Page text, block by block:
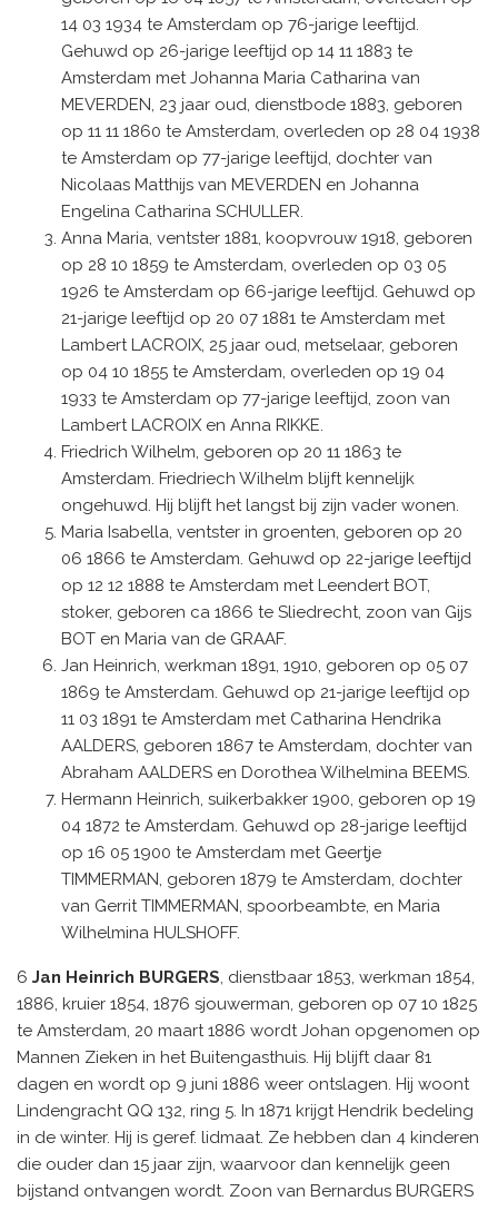
14 03 1934 te Amsterdam op 76-jarige leeftijd.
Gehuwd op 26-jarige leeftijd op 14 11 1883 te
Amsterdam met Johanna Maria Catharina van
MEVERDEN, 23 jaar oud, dienstbode 1883, geboren
op 11 11 1860 te Amsterdam, overleden op 28 04 1938
te Amsterdam op 77-jarige leeftijd, dochter van
Nicolaas Matthijs van MEVERDEN en Johanna
Engelina Catharina SCHULLER.
Anna Maria, ventster 1881, koopvrouw 1918, geboren
op 28 10 1859 te Amsterdam, overleden op 03 05
1926 te Amsterdam op 66-jarige leeftijd. Gehuwd op
21-jarige leeftijd op 20 07 1881 te Amsterdam met
Lambert LACROIX, 25 jaar oud, metselaar, geboren
op 04 10 1855 te Amsterdam, overleden op 19 04
1933 te Amsterdam op 77-jarige leeftijd, zoon van
Lambert LACROIX en Anna RIKKE.
Friedrich Wilhelm, geboren op 20 11 1863 te
Amsterdam. Friedriech Wilhelm blijft kennelijk
ongehuwd. Hij blijft het langst bij zijn vader wonen.
Maria Isabella, ventster in groenten, geboren op 20
06 1866 te Amsterdam. Gehuwd op 22-jarige leeftijd
op 12 12 1888 te Amsterdam met Leendert BOT,
stoker, geboren ca 1866 te Sliedrecht, zoon van Gijs
BOT en Maria van de GRAAF.
Jan Heinrich, werkman 1891, 1910, geboren op 05 07
1869 te Amsterdam. Gehuwd op 21-jarige leeftijd op
11 03 1891 te Amsterdam met Catharina Hendrika
AALDERS, geboren 1867 te Amsterdam, dochter van
Abraham AALDERS en Dorothea Wilhelmina BEEMS.
Hermann Heinrich, suikerbakker 1900, geboren op 19
04 1872 te Amsterdam. Gehuwd op 28-jarige leeftijd
op 16 05 1900 te Amsterdam met Geertje
TIMMERMAN, geboren 1879 te Amsterdam, dochter
van Gerrit TIMMERMAN, spoorbeambte, en Maria
Wilhelmina HULSHOFF.
6 Jan Heinrich BURGERS , dienstbaar 1853, werkman 1854,
1886, kruier 1854, 1876 sjouwerman, geboren op 07 10 1825
te Amsterdam, 20 maart 1886 wordt Johan opgenomen op
Mannen Zieken in het Buitengasthuis. Hij blijft daar 81
dagen en wordt op 9 juni 1886 weer ontslagen. Hij woont
Lindengracht QQ 132, ring 5. In 1871 krijgt Hendrik bedeling
in de winter. Hij is geref. lidmaat. Ze hebben dan 4 kinderen
die ouder dan 15 jaar zijn, waarvoor dan kennelijk geen
bijstand ontvangen wordt. Zoon van Bernardus BURGERS